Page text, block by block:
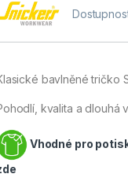
bavlněné tričko
kvalita a dlouhá
Vhodné pro